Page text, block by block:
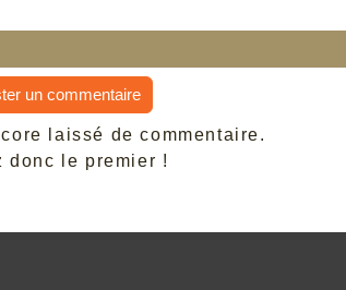
un commentaire
laissé de commentaire.
donc le premier !